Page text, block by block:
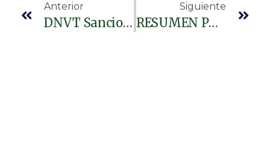
Anterior
DNVT Sanciona A Funcionario Policial Por Conducir De Manera Imprudente En La Capital
Siguiente
RESUMEN POLICIAL DOMINGO 9 DE FEBRERO DE 2024